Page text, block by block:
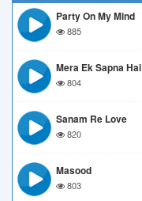
Party On My Mind
885
Mera Ek Sapna Hai
804
Sanam Re Love
820
Masood
803